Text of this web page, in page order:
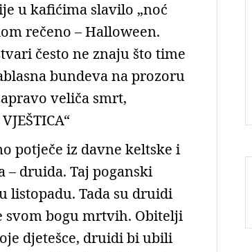
u kafićima slavilo „noć
rečeno – Halloween.
često ne znaju što time
bundeva na prozoru
veliča smrt,
potječe iz davne keltske i
druida. Taj poganski
listopadu. Tada su druidi
bogu mrtvih. Obitelji
djetešce, druidi bi ubili